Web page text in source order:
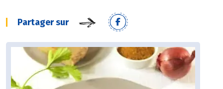
Partager sur